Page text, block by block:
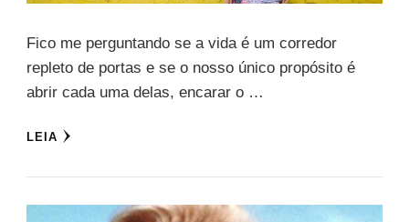
Fico me perguntando se a vida é um corredor
repleto de portas e se o nosso único propósito é
abrir cada uma delas, encarar o …
LEIA